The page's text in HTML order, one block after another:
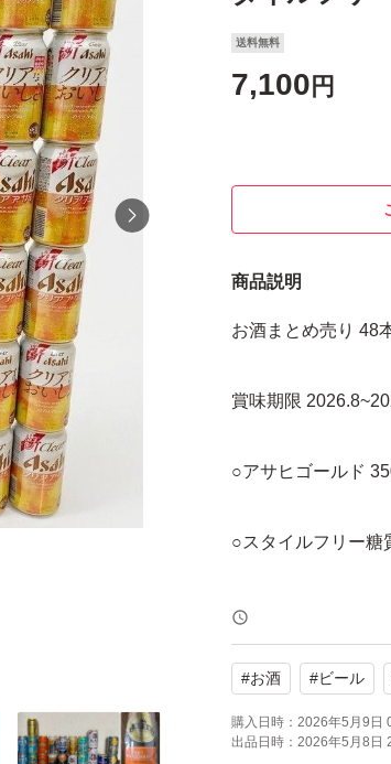
送料無料
7,100 円
商品説明
お酒まとめ売り 48
賞味期限
○アサヒゴールド
○スタイルフリー
○スタイルフリー
○クリアアサヒ
リサイクルダンボ
#お酒 #ビール
購入日時： 2026年5月9日
出品日時： 2026年5月8日